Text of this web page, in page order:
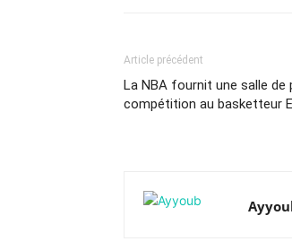
Article précédent
La NBA fournit une salle de
compétition au basketteur